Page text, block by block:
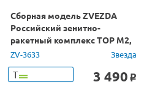
Сборная модель ZVEZDA
Российский зенитно-
ракетный комплекс ТОР M2,
1/35
ZV-3633 Звезда
Т 3 490 o